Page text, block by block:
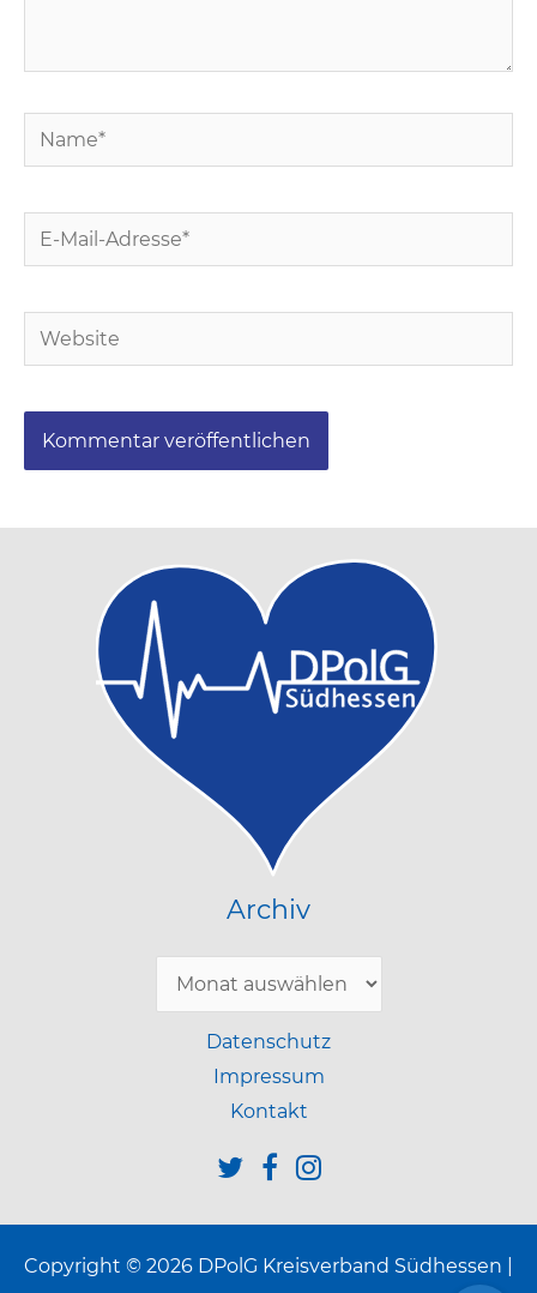
Name*
E-
Mail-
Website
Archiv
Archiv
Datenschutz
Impressum
Kontakt
Copyright © 2026 DPolG Kreisverband Südhessen |